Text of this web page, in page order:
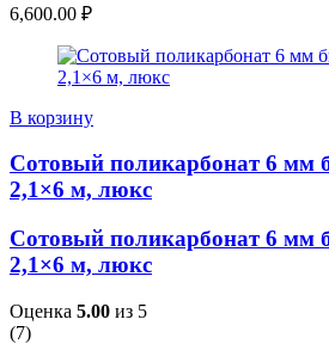
6,600.00 ₽
В корзину
Сотовый поликарбонат 6 мм
2,1×6 м, люкс
Сотовый поликарбонат 6 мм
2,1×6 м, люкс
Оценка 5.00 из 5
(7)